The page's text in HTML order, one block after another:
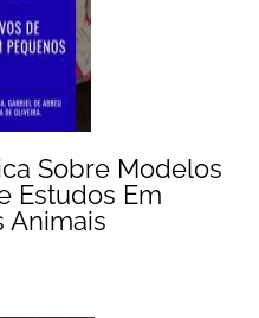
Sobre Modelos
Estudos Em
Animais